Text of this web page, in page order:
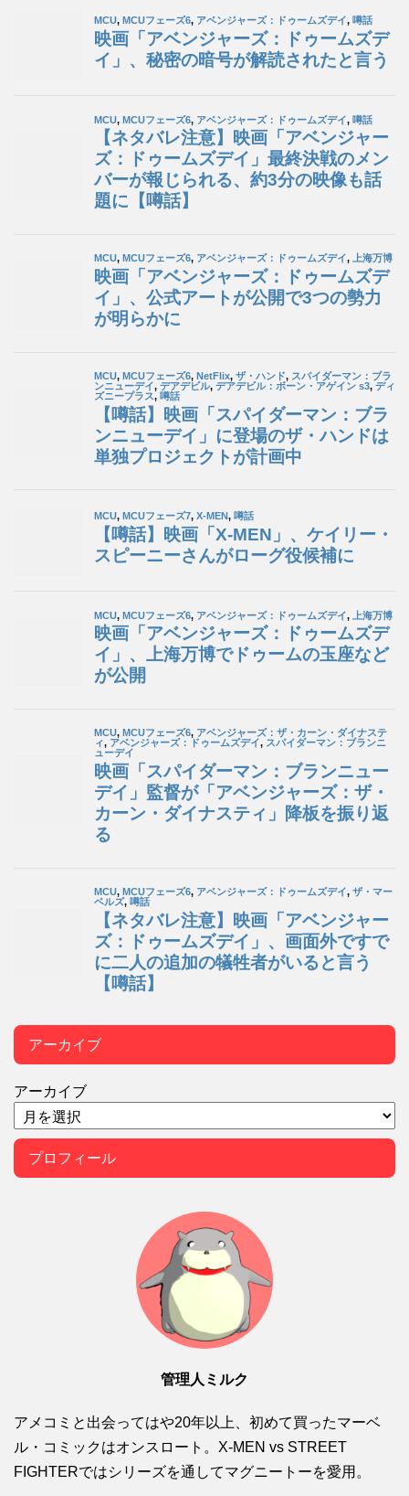
アーカイブ
アーカイブ
プロフィール
管理人ミルク
アメコミと出会ってはや20年以上、初めて買ったマーベ
ル・コミックはオンスロート。X-MEN vs STREET
FIGHTERではシリーズを通してマグニートーを愛用。